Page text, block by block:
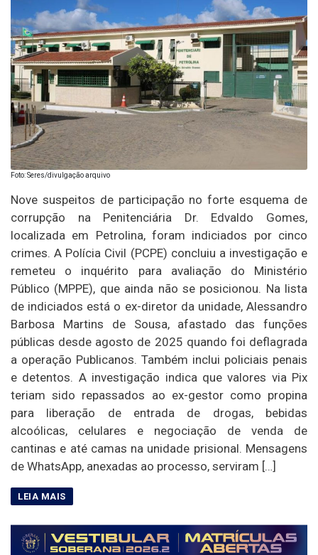
Foto: Seres/divulgação arquivo
Nove suspeitos de participação no forte esquema de
corrupção na Penitenciária Dr. Edvaldo Gomes,
localizada em Petrolina, foram indiciados por cinco
crimes. A Polícia Civil (PCPE) concluiu a investigação e
remeteu o inquérito para avaliação do Ministério
Público (MPPE), que ainda não se posicionou. Na lista
de indiciados está o ex-diretor da unidade, Alessandro
Barbosa Martins de Sousa, afastado das funções
públicas desde agosto de 2025 quando foi deflagrada
a operação Publicanos. Também inclui policiais penais
e detentos. A investigação indica que valores via Pix
teriam sido repassados ao ex-gestor como propina
para liberação de entrada de drogas, bebidas
alcoólicas, celulares e negociação de venda de
cantinas e até camas na unidade prisional. Mensagens
de WhatsApp, anexadas ao processo, serviram […]